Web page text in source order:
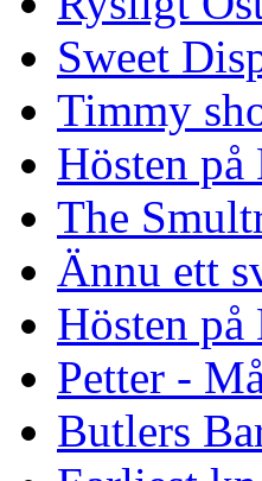
Sweet
Timmy
Hösten
The
Ännu ett
Hösten
Petter -
Butlers